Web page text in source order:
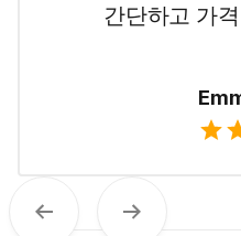
간단하고 가
이전 다음